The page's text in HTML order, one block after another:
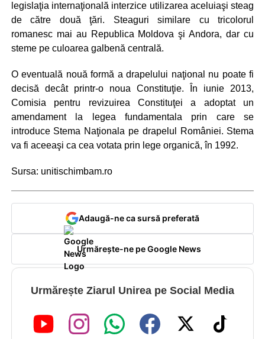
legislaţia internaţională interzice utilizarea aceluiaşi steag
de către două ţări. Steaguri similare cu tricolorul
romanesc mai au Republica Moldova şi Andora, dar cu
steme pe culoarea galbenă centrală.
O eventuală nouă formă a drapelului naţional nu poate fi
decisă decât printr-o noua Constituţie. În iunie 2013,
Comisia pentru revizuirea Constituţei a adoptat un
amendament la legea fundamentala prin care se
introduce Stema Naţionala pe drapelul României. Stema
va fi aceeaşi ca cea votata prin lege organică, în 1992.
Sursa: unitischimbam.ro
Adaugă-ne ca sursă preferată
Urmărește-ne pe Google News
Urmărește Ziarul Unirea pe Social Media